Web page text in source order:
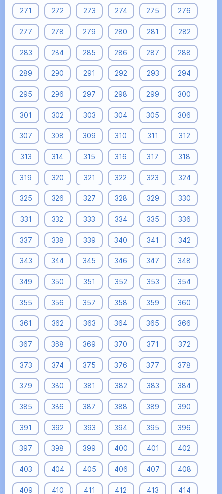
271 272 273 274 275 276
277 278 279 280 281 282
283 284 285 286 287 288
289 290 291 292 293 294
295 296 297 298 299 300
301 302 303 304 305 306
307 308 309 310 311 312
313 314 315 316 317 318
319 320 321 322 323 324
325 326 327 328 329 330
331 332 333 334 335 336
337 338 339 340 341 342
343 344 345 346 347 348
349 350 351 352 353 354
355 356 357 358 359 360
361 362 363 364 365 366
367 368 369 370 371 372
373 374 375 376 377 378
379 380 381 382 383 384
385 386 387 388 389 390
391 392 393 394 395 396
397 398 399 400 401 402
403 404 405 406 407 408
409 410 411 412 413 414